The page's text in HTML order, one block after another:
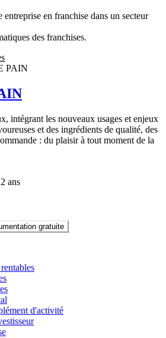
en franchise dans un secteur
des franchises.
PAIN
intégrant les nouveaux usages et enjeux
et des ingrédients de qualité, des
: du plaisir à tout moment de la
ans
gratuite
d'activité